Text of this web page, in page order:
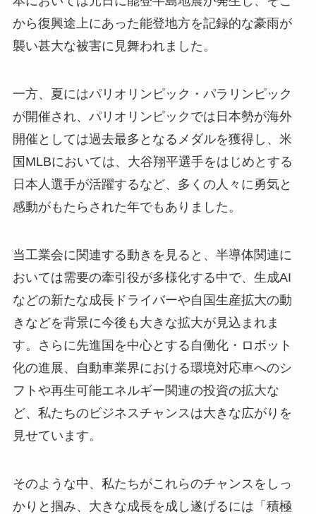
から復興途上にあった能登地方を記録的な豪雨が
襲い甚大な被害に見舞われました。
一方、夏にはパリオリンピック・パラリンピック
が開催され、パリオリンピックでは日本勢が海外
開催としては過去最多となるメダルを獲得し、米
国MLBにおいては、大谷翔平選手をはじめとする
日本人選手が活躍するなど、多くの人々に勇気と
感動がもたらされた年でもありました。
当工業会に関連する動きを見ると、半導体関連に
おいては需要の牽引役が多様化する中で、生成AI
などの新たな成長ドライバーや自国生産拡大の動
きなどを背景に今後も大きな拡大が見込まれま
す。さらに先進国を中心とする自働化・ロボット
化の進展、自動車業界における環境対応車へのシ
フトや再生可能エネルギー関連の投資の拡大な
ど、私たちのビジネスチャンスは大きな広がりを
見せています。
そのような中、私たちがこれらのチャンスをしっ
かりと掴み、大きな成長を成し遂げるには「積極